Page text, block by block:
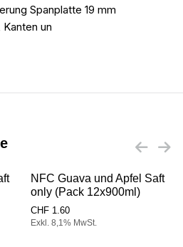
Spanplatte 19 mm
un
NFC Guava und Apfel Saft
only (Pack 12x900ml)
CHF 1.60
Exkl. 8,1% MwSt.